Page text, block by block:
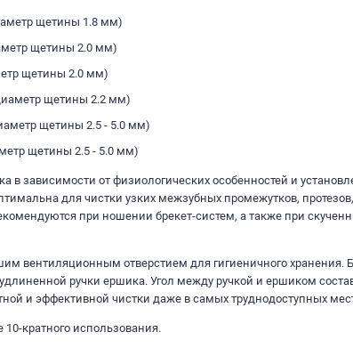
щетины 1.8 мм)
щетины 2.0 мм)
щетины 2.0 мм)
щетины 2.2 мм)
щетины 2.5 - 5.0 мм)
щетины 2.5 - 5.0 мм)
зависимости от физиологических особенностей и
для чистки узких межзубных промежутков, протезов,
при ношении брекет-систем, а также при
вентиляционным отверстием для гигиеничного хранения.
ручки ершика. Угол между ручкой и ершиком
и эффективной чистки даже в самых труднодоступных
кратного использования.